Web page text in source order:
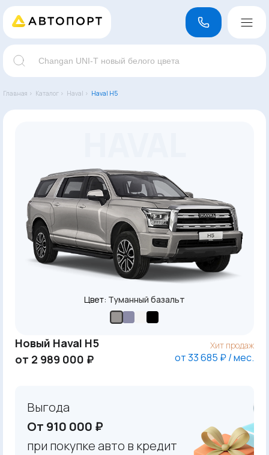
Главная › Каталог › Haval › Haval H5
Цвет: Туманный базальт
Новый Haval H5
от 2 989 000 ₽
Хит продаж
от 33 685 ₽ / мес.
Выгода
От 910 000 ₽
при покупке авто в кредит